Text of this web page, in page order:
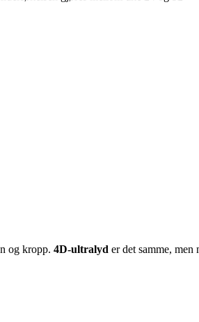
og kropp. 4D-ultralyd er det samme,